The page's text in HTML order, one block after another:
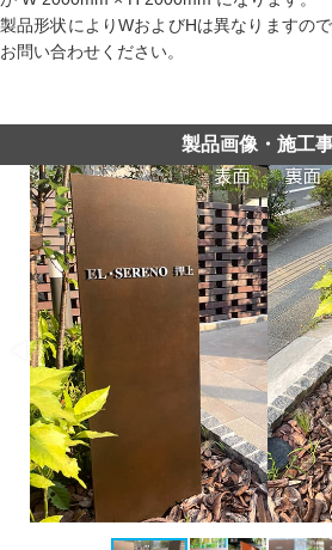
製品形状によりWおよびHは異なりますの
お問い合わせください。
製品画像・施工